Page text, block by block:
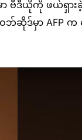
မှာ ဗီဒီယိုကို ဖယ်ရှ
ဘ်ဆိုဒ်မှာ AFP က